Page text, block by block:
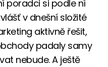
poradci si podle ní
v dnešní složité
aktivně řešit,
padaly samy
nebude. A ještě